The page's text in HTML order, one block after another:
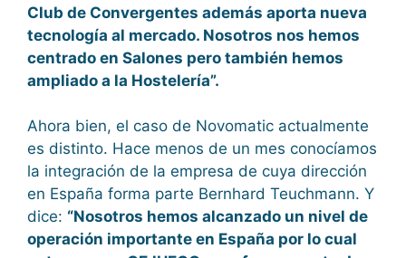
Club de Convergentes además aporta nueva
tecnología al mercado. Nosotros nos hemos
centrado en Salones pero también hemos
ampliado a la Hostelería”.
Ahora bien, el caso de Novomatic actualmente
es distinto. Hace menos de un mes conocíamos
la integración de la empresa de cuya dirección
en España forma parte Bernhard Teuchmann. Y
dice: “Nosotros hemos alcanzado un nivel de
operación importante en España por lo cual